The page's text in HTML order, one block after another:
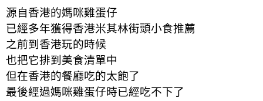
源自香港的媽咪雞蛋仔
已經多年獲得香港米其林街頭小食推薦
之前到香港玩的時候
也把它排到美食清單中
但在香港的餐廳吃的太飽了
最後經過媽咪雞蛋仔時已經吃不下了